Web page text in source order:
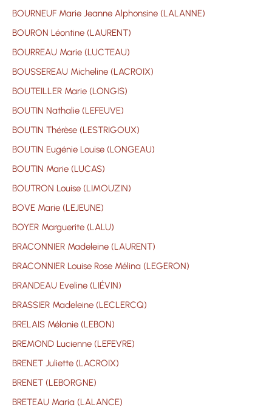
BOURNEUF Marie Jeanne Alphonsine (LALANNE)
BOURON Léontine (LAURENT)
BOURREAU Marie (LUCTEAU)
BOUSSEREAU Micheline (LACROIX)
BOUTEILLER Marie (LONGIS)
BOUTIN Nathalie (LEFEUVE)
BOUTIN Thérèse (LESTRIGOUX)
BOUTIN Eugénie Louise (LONGEAU)
BOUTIN Marie (LUCAS)
BOUTRON Louise (LIMOUZIN)
BOVE Marie (LEJEUNE)
BOYER Marguerite (LALU)
BRACONNIER Madeleine (LAURENT)
BRACONNIER Louise Rose Mélina (LEGERON)
BRANDEAU Eveline (LIÉVIN)
BRASSIER Madeleine (LECLERCQ)
BRELAIS Mélanie (LEBON)
BREMOND Lucienne (LEFEVRE)
BRENET Juliette (LACROIX)
BRENET (LEBORGNE)
BRETEAU Maria (LALANCE)